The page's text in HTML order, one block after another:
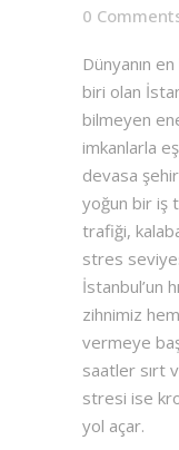
0
Dünyanın
biri olan
bilmeyen
imkanlarla
devasa
yoğun bir iş
trafiği,
stres
İstanbul’un
zihnimiz
vermeye
saatler sırt
stresi ise
yol açar.